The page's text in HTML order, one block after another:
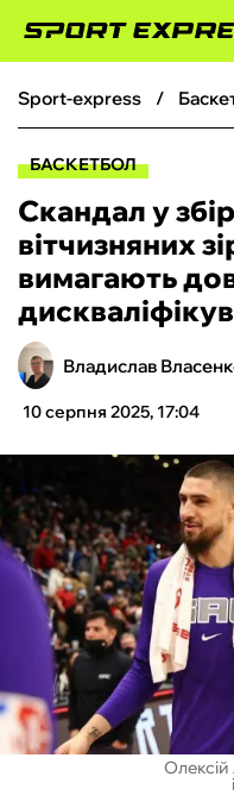
ФУТБОЛ
БОКС
ХОКЕЙ
ТЕНІС
КІБЕРСПОРТ
ЧС-2026
ФУТЗАЛ
ІНШІ
БУКМЕКЕРИ
sport-express
БАСКЕТБОЛ
Скандал у
вітчизняних
вимагають
Владислав
10 серпня 2025, 17:04